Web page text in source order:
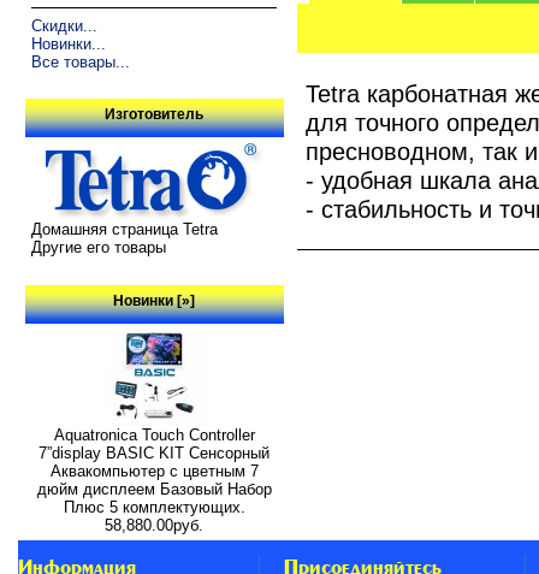
Скидки...
Новинки...
Все товары...
Изготовитель
Домашняя страница Tetra
Другие его товары
Новинки [»]
Aquatronica Touch Controller
7”display BASIC KIT Сенсорный
Аквакомпьютер с цветным 7
дюйм дисплеем Базовый Набор
Плюс 5 комплектующих.
58,880.00руб.
Tetra карбонатная
для точного
пресноводном, так
- удобная шкала
- стабильность и
Информация Присоединяйтесь